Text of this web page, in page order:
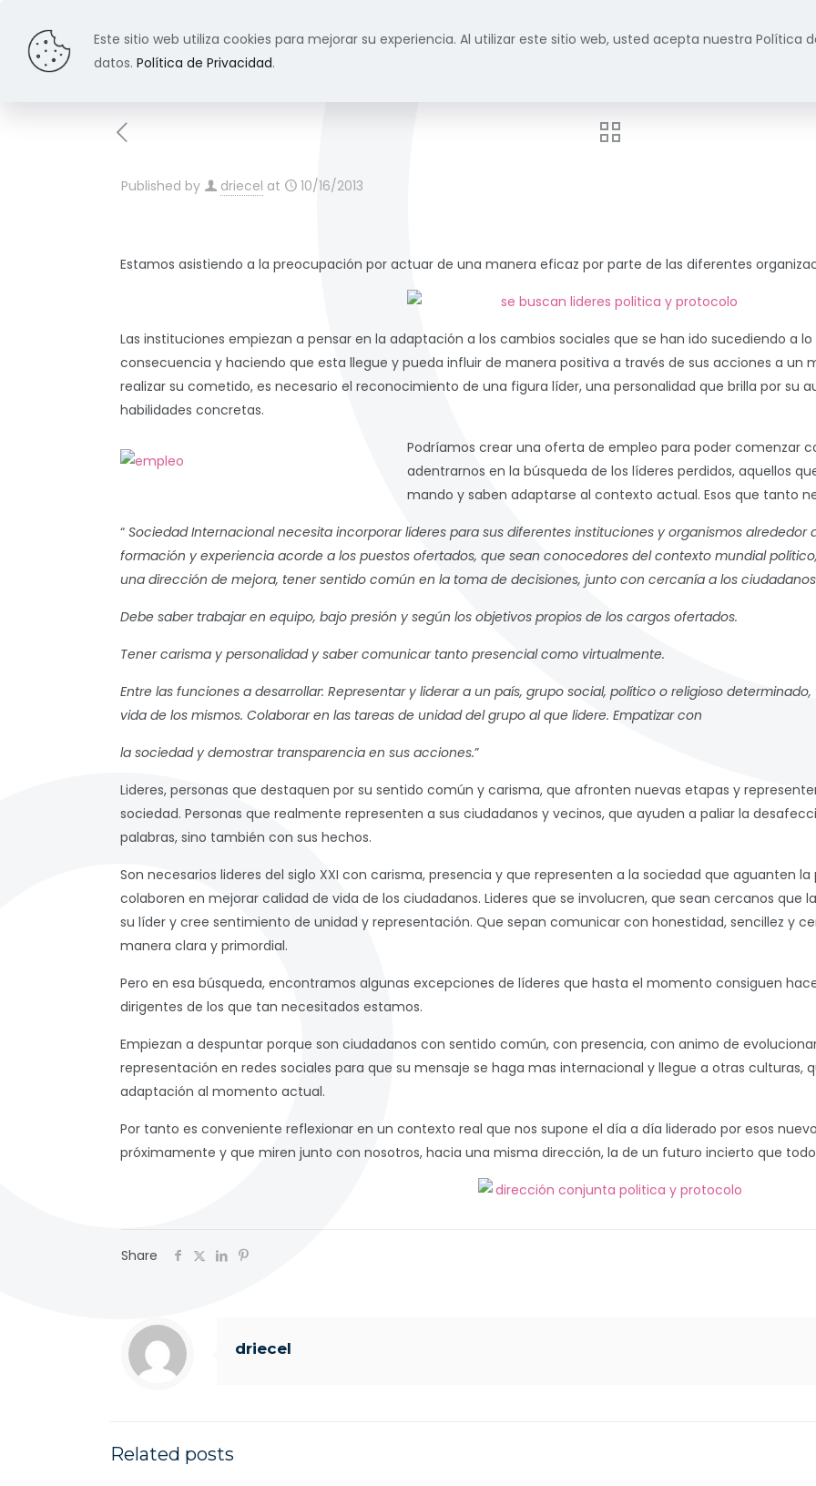
Inicio Formación Servicios Prensa y
Published by driecel at 10/16/2013
Estamos asistiendo a la preocupación por actuar de una manera eficaz por parte de las diferentes
Las instituciones empiezan a pensar en la adaptación a los cambios sociales que se han ido sucediendo a
consecuencia y haciendo que esta llegue y pueda influir de manera positiva a través de sus acciones a un
realizar su cometido, es necesario el reconocimiento de una figura líder, una personalidad que brilla por su
habilidades concretas.
Podríamos crear una oferta de empleo para poder comenzar
adentrarnos en la búsqueda de los líderes perdidos, aquellos
mando y saben adaptarse al contexto actual. Esos que tanto
“Sociedad Internacional necesita incorporar líderes para sus diferentes instituciones y organismos
formación y experiencia acorde a los puestos ofertados, que sean conocedores del contexto mundial
una dirección de mejora, tener sentido común en la toma de decisiones, junto con cercanía a los
Debe saber trabajar en equipo, bajo presión y según los objetivos propios de los cargos ofertados.
Tener carisma y personalidad y saber comunicar tanto presencial como virtualmente.
Entre las funciones a desarrollar: Representar y liderar a un país, grupo social, político o religioso
vida de los mismos. Colaborar en las tareas de unidad del grupo al que lidere. Empatizar con
la sociedad y demostrar transparencia en sus acciones.”
Lideres, personas que destaquen por su sentido común y carisma, que afronten nuevas etapas y
sociedad. Personas que realmente representen a sus ciudadanos y vecinos, que ayuden a paliar la
palabras, sino también con sus hechos.
Son necesarios lideres del siglo XXI con carisma, presencia y que representen a la sociedad que aguanten
colaboren en mejorar calidad de vida de los ciudadanos. Lideres que se involucren, que sean cercanos que
su líder y cree sentimiento de unidad y representación. Que sepan comunicar con honestidad, sencillez y
manera clara y primordial.
Pero en esa búsqueda, encontramos algunas excepciones de líderes que hasta el momento consiguen
dirigentes de los que tan necesitados estamos.
Empiezan a despuntar porque son ciudadanos con sentido común, con presencia, con animo de
representación en redes sociales para que su mensaje se haga mas internacional y llegue a otras
adaptación al momento actual.
Por tanto es conveniente reflexionar en un contexto real que nos supone el día a día liderado por esos
próximamente y que miren junto con nosotros, hacia una misma dirección, la de un futuro incierto que
Share
driecel
Related posts
Este sitio web utiliza cookies para mejorar su experiencia. Al utilizar este sitio web, usted acepta nuestra Política
datos.Política de Privacidad.